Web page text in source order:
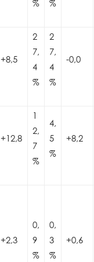
%
%
+8,5
2
7,
4
%
2
7,
4
%
-0,0
+12,8
1
2,
7
%
4,
5
%
+8,2
+2,3
0,
9
%
0,
3
%
+0,6